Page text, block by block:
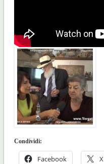
Condividi:
Facebook X